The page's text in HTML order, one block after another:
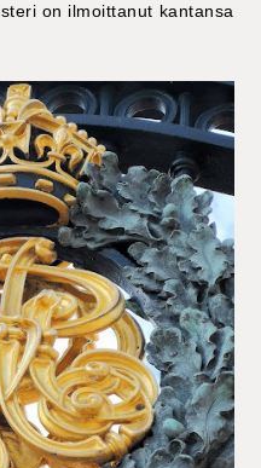
on ilmoittanut kantansa